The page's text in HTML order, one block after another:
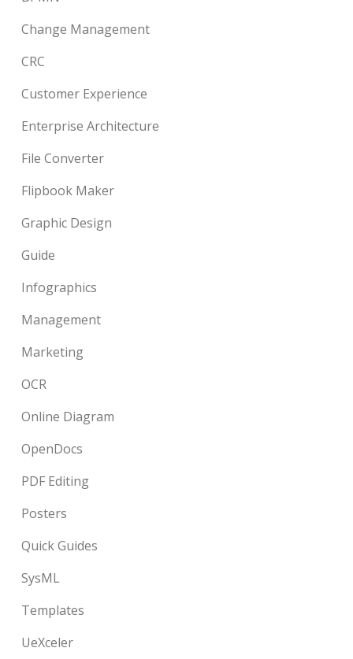
Change Management
CRC
Customer Experience
Enterprise Architecture
File Converter
Flipbook Maker
Graphic Design
Guide
Infographics
Management
Marketing
OCR
Online Diagram
OpenDocs
PDF Editing
Posters
Quick Guides
SysML
Templates
UeXceler